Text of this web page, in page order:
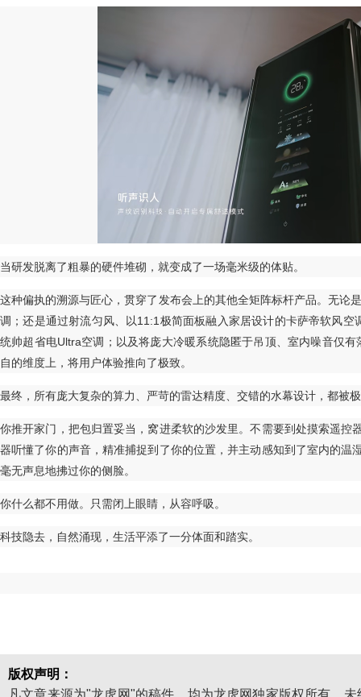
当研发脱离了粗暴的硬件堆砌，就变成了一场毫米级的体贴。
这种偏执的溯源与匠心，贯穿了发布会上的其他全矩阵标杆产品。无论
调；还是通过射流匀风、以11:1极简面板融入家居设计的卡萨帝软风
统帅超省电Ultra空调；以及将庞大冷暖系统隐匿于吊顶、室内噪音仅
自的维度上，将用户体验推向了极致。
最终，所有庞大复杂的算力、严苛的雷达精度、交错的水幕设计，都被
你推开家门，把包归置妥当，窝进柔软的沙发里。不需要到处摸索遥
器听懂了你的声音，精准捕捉到了你的位置，并主动感知到了室内的
毫无声息地拂过你的侧脸。
你什么都不用做。只需闭上眼睛，从容呼吸。
科技隐去，自然涌现，生活平添了一分体面和踏实。
版权声明：
凡文章来源为"龙虎网"的稿件，均为龙虎网独家版权所有，